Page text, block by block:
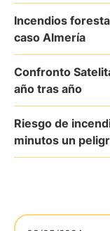
Incendios
caso Almería
Confronto
año tras año
Riesgo de
minutos un